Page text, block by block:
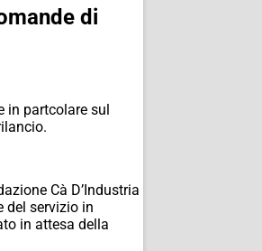
di
in partcolare sul
Cà D’Industria
del servizio in
in attesa della